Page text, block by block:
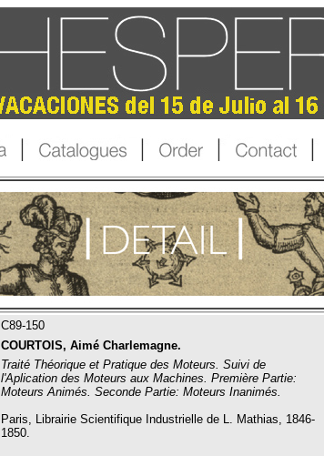
C89-150
COURTOIS, Aimé Charlemagne.
Traité Théorique et Pratique des Moteurs. Suivi de
l'Aplication des Moteurs aux Machines. Première Partie:
Moteurs Animés. Seconde Partie: Moteurs Inanimés.
Paris, Librairie Scientifique Industrielle de L. Mathias, 1846-
1850.